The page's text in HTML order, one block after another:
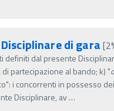
Disciplinare di gara
definiti dal presente
partecipazione al bando; k) "
i concorrenti in possesso
Disciplinare, av…